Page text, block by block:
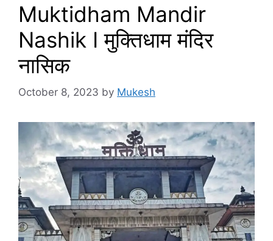
Muktidham Mandir
Nashik I मुक्तिधाम मंदिर
नासिक
October 8, 2023 by Mukesh